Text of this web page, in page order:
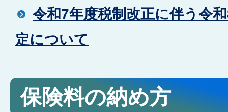
令和7年度税制改正に伴う令
定について
保険料の納め方